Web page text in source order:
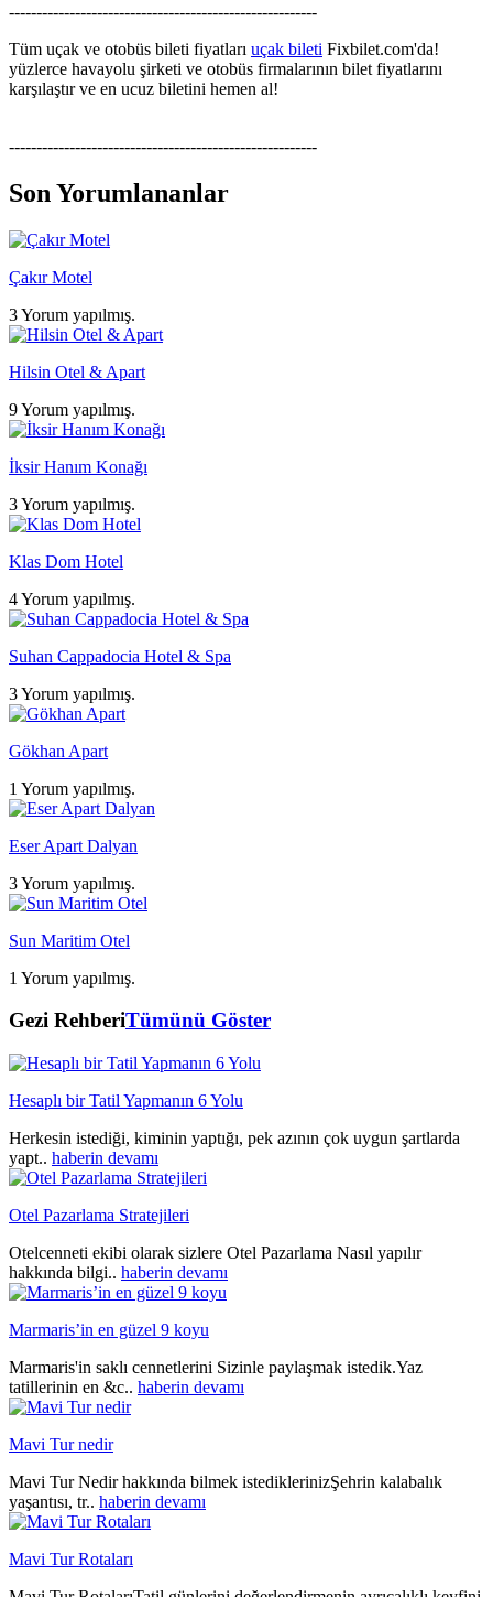
--------------------------------------------------------
Tüm uçak ve otobüs bileti fiyatları uçak bileti Fixbilet.com'da!
yüzlerce havayolu şirketi ve otobüs firmalarının bilet fiyatlarını
karşılaştır ve en ucuz biletini hemen al!
--------------------------------------------------------
Son Yorumlananlar
Çakır Motel
3 Yorum yapılmış.
Hilsin Otel & Apart
9 Yorum yapılmış.
İksir Hanım Konağı
3 Yorum yapılmış.
Klas Dom Hotel
4 Yorum yapılmış.
Suhan Cappadocia Hotel & Spa
3 Yorum yapılmış.
Gökhan Apart
1 Yorum yapılmış.
Eser Apart Dalyan
3 Yorum yapılmış.
Sun Maritim Otel
1 Yorum yapılmış.
Gezi RehberiTümünü Göster
Hesaplı bir Tatil Yapmanın 6 Yolu
Herkesin istediği, kiminin yaptığı, pek azının çok uygun şartlarda
yapt.. haberin devamı
Otel Pazarlama Stratejileri
Otelcenneti ekibi olarak sizlere Otel Pazarlama Nasıl yapılır
hakkında bilgi.. haberin devamı
Marmaris’in en güzel 9 koyu
Marmaris'in saklı cennetlerini Sizinle paylaşmak istedik.Yaz
tatillerinin en &c.. haberin devamı
Mavi Tur nedir
Mavi Tur Nedir hakkında bilmek istediklerinizŞehrin kalabalık
yaşantısı, tr.. haberin devamı
Mavi Tur Rotaları